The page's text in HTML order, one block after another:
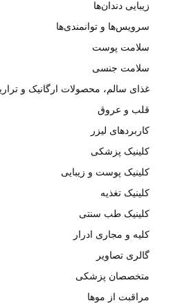
زیبایی دندان‌ها
سرویس‌ها و توانمندی‌ها
سلامت پوست
سلامت جنسی
غذای سالم، محصولات ارگانیک و
قلب و عروق
کاربردهای لیزر
کلینیک پزشکی
کلینیک پوست و زیبایی
کلینیک تغذیه
کلینیک طب سنتی
کلیه و مجاری ادرار
گالری تصاویر
متخصصان پزشکی
مراقبت از موها